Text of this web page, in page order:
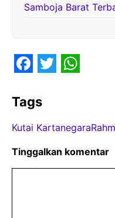
Samboja Barat
a
c
e
b
o
w
i
t
t
e
a
t
s
A
Tags
Kutai Kartanegara
Tinggalkan komentar